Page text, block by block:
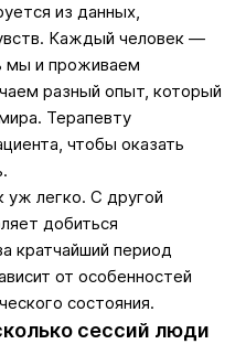
из данных,
Каждый человек —
мы и проживаем
разный опыт, который
Терапевту
чтобы оказать
уж легко. С другой
добиться
кратчайший период
от особенностей
состояния.
сессий люди